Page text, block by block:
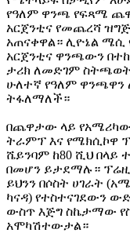
የዓለም ዋንጫ የፍጻሜ
አርጀንቲና የመጨረሻ
አጠናቀዋል። ሊዮኔል
አርጀንቲና ዋንጫውን
ታሪክ ለመድገም
ሁለተኛ የዓለም ዋንጫዋን
ትፋለማለች።
በጨዋታው ላይ
ትራምፕ እና የሜክሲኮዋ
ሼይንባም ከ80 ሺህ በላይ
በመሆን ይታደማሉ።
ይህንን በሶስት ሀገራት
ካናዳ) የተስተናገደውን
ውስጥ እጅግ ስኬታማው
አሞካሽተውታል።